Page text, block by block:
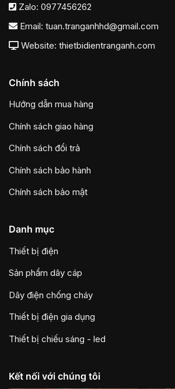
Zalo: 0977456262
Email: tuan.tranganhhd@gmail.com
Website: thietbidientranganh.com
Chính sách
Hướng dẫn mua hàng
Chính sách giao hàng
Chính sách đổi trả
Chính sách bảo hành
Chính sách bảo mật
Danh mục
Thiết bị điện
Sản phẩm dây cáp
Dây điện chống cháy
Thiết bị điện gia dụng
Thiết bị chiếu sáng - led
Kết nối với chúng tôi